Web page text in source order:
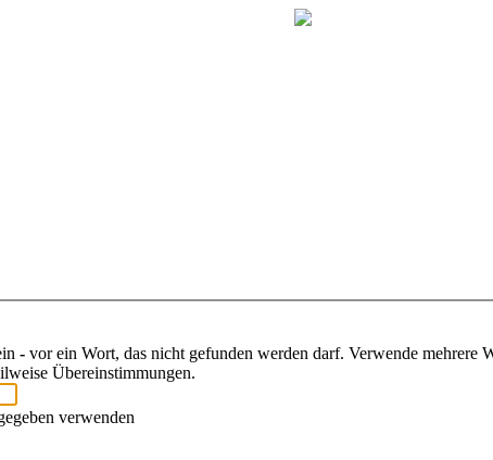
- vor ein Wort, das nicht gefunden werden darf. Verwende mehrere
Übereinstimmungen.
verwenden